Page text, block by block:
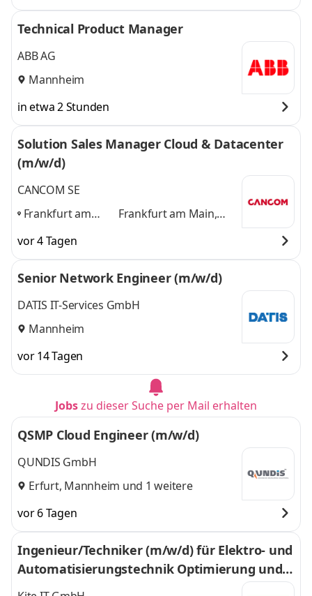
Technical Product Manager
ABB AG
Mannheim
in etwa 2 Stunden
Solution Sales Manager Cloud & Datacenter
(m/w/d)
CANCOM SE
Frankfurt am
Mülheim-Kärlich
Frankfurt am Main,
vor 4 Tagen
Senior Network Engineer (m/w/d)
DATIS IT-Services GmbH
Mannheim
vor 14 Tagen
Jobszu dieser Suche per Mail erhalten
QSMP Cloud Engineer (m/w/d)
QUNDIS GmbH
Erfurt, Mannheim und 1 weitere
vor 6 Tagen
Ingenieur/Techniker (m/w/d) für Elektro- und
Automatisierungstechnik Optimierung und I
nnovation